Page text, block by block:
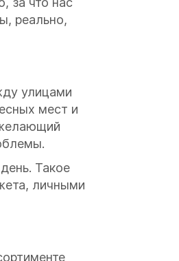
реально,
улицами
мест и
Такое
личными